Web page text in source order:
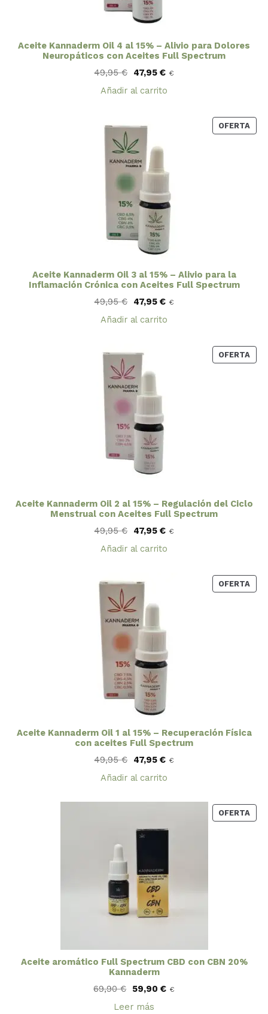
Aceite Kannaderm Oil 4 al 15% – Alivio para Dolores
Neuropáticos con Aceites Full Spectrum
49,95€ El
precio
original
47,95€El
actual
€
Añadir al carrito
OFERTA
EN
Aceite Kannaderm Oil 3 al 15% – Alivio para la
Inflamación Crónica con Aceites Full Spectrum
49,95€ El
precio
original
47,95€El
actual
€
Añadir al carrito
OFERTA
EN
Aceite Kannaderm Oil 2 al 15% – Regulación del Ciclo
Menstrual con Aceites Full Spectrum
49,95€ El
precio
original
47,95€El
actual
€
Añadir al carrito
OFERTA
EN
Aceite Kannaderm Oil 1 al 15% – Recuperación Física
con aceites Full Spectrum
49,95€ El
precio
original
47,95€El
actual
€
Añadir al carrito
OFERTA
EN
Aceite aromático Full Spectrum CBD con CBN 20%
Kannaderm
69,90€ El
precio
original
59,90€El
€
Leer más